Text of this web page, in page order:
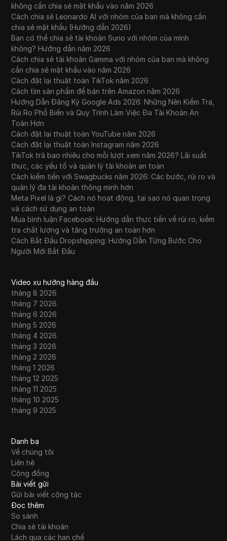
không cần chia sẻ mật khẩu vào năm 2026
Cách chia sẻ Leonardo AI với nhóm của bạn mà không cần
chia sẻ mật khẩu (Hướng dẫn 2026)
Bạn có thể chia sẻ tài khoản Suno với nhóm của mình
không? Hướng dẫn năm 2026
Cách chia sẻ tài khoản Gamma với nhóm của bạn mà không
cần chia sẻ mật khẩu vào năm 2026
Cách đặt lại thuật toán TikTok năm 2026
Cách tìm sản phẩm để bán trên Amazon năm 2026
Hướng Dẫn Đăng Ký Google Ads 2026: Những Nên Kiểm Tra,
Rủi Ro Phổ Biến và Quy Trình Làm Việc Đa Tài Khoản An
Toàn Hơn
Cách đặt lại thuật toán YouTube năm 2026
Cách đặt lại thuật toán Instagram năm 2026
TikTok trả bao nhiêu cho mỗi lượt xem năm 2026? Lãi suất
thực, các yếu tố và quản lý tài khoản an toàn
Cách kiếm tiền với Swagbucks năm 2026: Các bước, rủi ro và
quản lý đa tài khoản thông minh hơn
Meta Pixel là gì? Cách nó hoạt động, tại sao nó quan trọng
và cách sử dụng an toàn
Mua bình luận Facebook: Hướng dẫn thực tiễn về rủi ro, kiểm
tra chất lượng và tăng trưởng an toàn hơn
Cách Bắt Đầu Dropshipping: Hướng Dẫn Từng Bước Cho
Người Mới Bắt Đầu
Video xu hướng hàng đầu
tháng 8 2026
tháng 7 2026
tháng 6 2026
tháng 5 2026
tháng 4 2026
tháng 3 2026
tháng 2 2026
tháng 1 2026
tháng 12 2025
tháng 11 2025
tháng 10 2025
tháng 9 2025
Danh bạ
Về chúng tôi
Liên hệ
Cộng đồng
Bài viết gửi
Gửi bài viết cộng tác
Đọc thêm
So sánh
Chia sẻ tài khoản
Lách qua các hạn chế